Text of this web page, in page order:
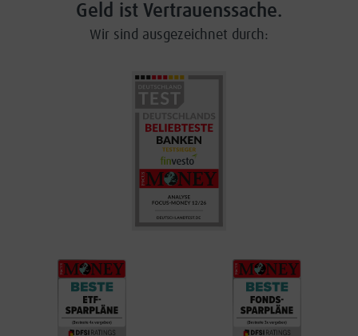
Geld ist Vertrauenssache.
Wir sind ausgezeichnet durch: